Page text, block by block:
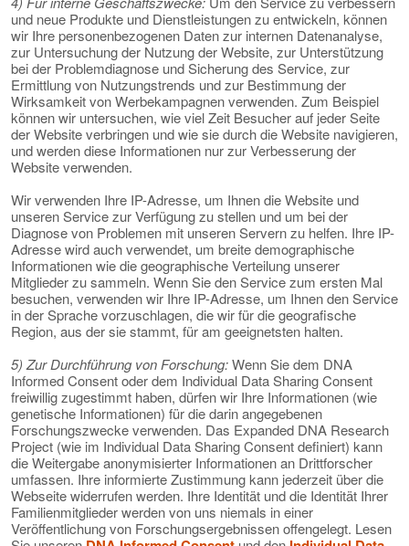
und neue Produkte und Dienstleistungen zu entwickeln, können
wir Ihre personenbezogenen Daten zur internen Datenanalyse,
zur Untersuchung der Nutzung der Website, zur Unterstützung
bei der Problemdiagnose und Sicherung des Service, zur
Ermittlung von Nutzungstrends und zur Bestimmung der
Wirksamkeit von Werbekampagnen verwenden. Zum Beispiel
können wir untersuchen, wie viel Zeit Besucher auf jeder Seite
der Website verbringen und wie sie durch die Website navigieren,
und werden diese Informationen nur zur Verbesserung der
Website verwenden.
Wir verwenden Ihre IP-Adresse, um Ihnen die Website und
unseren Service zur Verfügung zu stellen und um bei der
Diagnose von Problemen mit unseren Servern zu helfen. Ihre IP-
Adresse wird auch verwendet, um breite demographische
Informationen wie die geographische Verteilung unserer
Mitglieder zu sammeln. Wenn Sie den Service zum ersten Mal
besuchen, verwenden wir Ihre IP-Adresse, um Ihnen den Service
in der Sprache vorzuschlagen, die wir für die geografische
Region, aus der sie stammt, für am geeignetsten halten.
5) Zur Durchführung von Forschung:Wenn Sie dem DNA
Informed Consent oder dem Individual Data Sharing Consent
freiwillig zugestimmt haben, dürfen wir Ihre Informationen (wie
genetische Informationen) für die darin angegebenen
Forschungszwecke verwenden. Das Expanded DNA Research
Project (wie im Individual Data Sharing Consent definiert) kann
die Weitergabe anonymisierter Informationen an Drittforscher
umfassen. Ihre informierte Zustimmung kann jederzeit über die
Webseite widerrufen werden. Ihre Identität und die Identität Ihrer
Familienmitglieder werden von uns niemals in einer
Veröffentlichung von Forschungsergebnissen offengelegt. Lesen